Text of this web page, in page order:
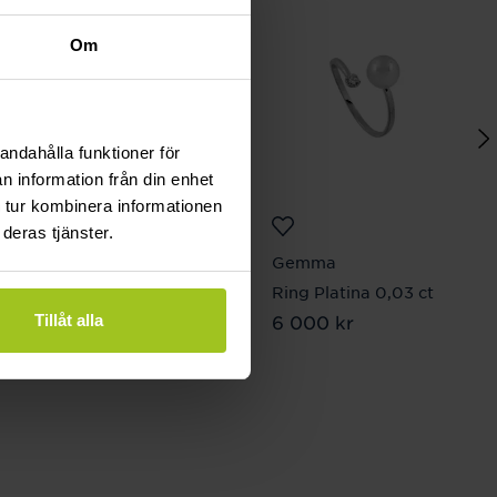
Om
funktioner för
information från din enhet
kombinera informationen
tjänster.
Tillåt alla
Love Knot Bracelet 17-
19 cm
Pris:1 500 kr
1 500 kr
Gemma
Ring Platina 0,03 ct
Pris:6 000 kr
6 000 kr